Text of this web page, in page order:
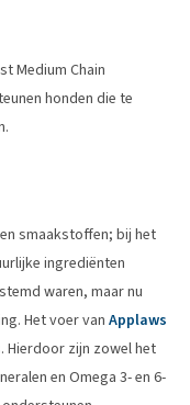
Medium Chain
honden die te
smaakstoffen; bij het
ingrediënten
waren, maar nu
Het voer van Applaws
Hierdoor zijn zowel het
en Omega 3- en 6-